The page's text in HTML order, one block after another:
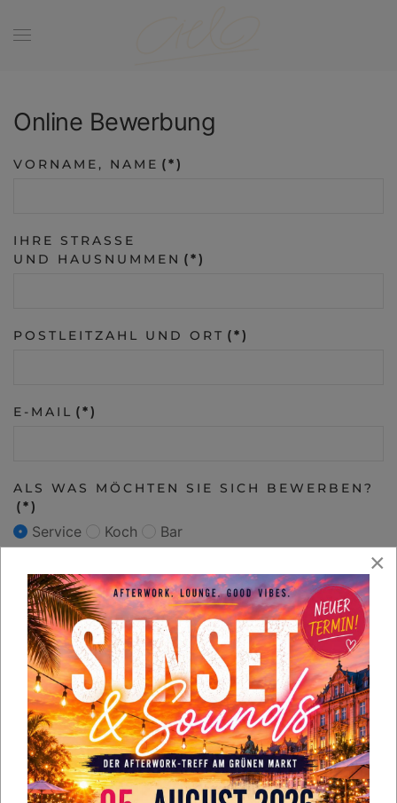
Zum Hauptinhalt springen
Online Bewerbung
VORNAME, NAME (*)
IHRE STRASSE
UND HAUSNUMMEN (*)
POSTLEITZAHL UND ORT (*)
E-MAIL (*)
ALS WAS MÖCHTEN SIE SICH BEWERBEN?
(*)
Service Koch Bar
WIE DÜRFEN WIR SIE KONTAKTIEREN?
E-mail Telefon Post
DATEIEN ANHÄNGEN
×